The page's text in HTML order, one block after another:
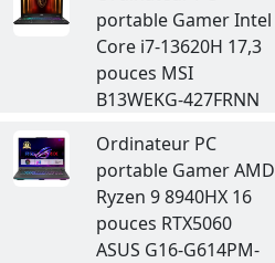
portable Gamer Intel
Core i7-13620H 17,3
pouces MSI
B13WEKG-427FRNN
Ordinateur PC
portable Gamer AMD
Ryzen 9 8940HX 16
pouces RTX5060
ASUS G16-G614PM-